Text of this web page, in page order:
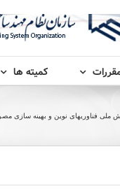
کمیته ها
ملی فناوریهای نوین و بهینه سازی